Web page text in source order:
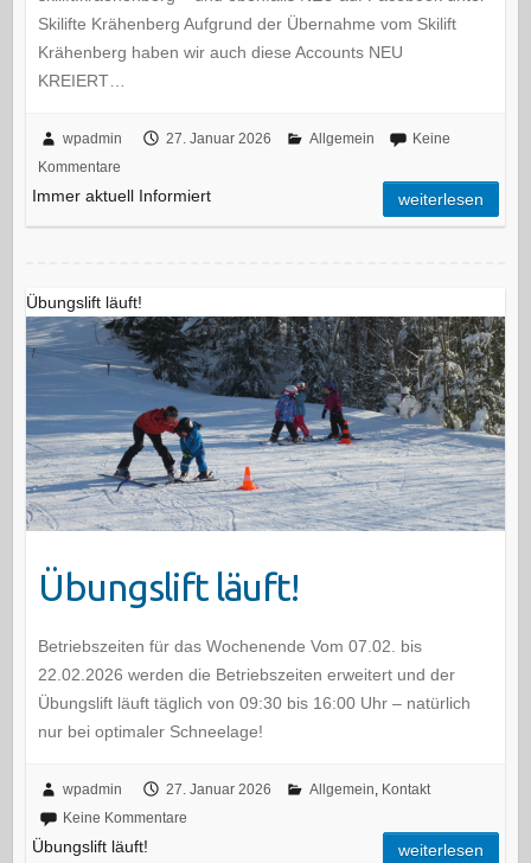
Skilifte Krähenberg Aufgrund der Übernahme vom Skilift
Krähenberg haben wir auch diese Accounts NEU
KREIERT…
wpadmin 27. Januar 2026 Allgemein
Keine
Kommentare
Immer aktuell Informiert weiterlesen
Übungslift läuft!
Übungslift läuft!
Betriebszeiten für das Wochenende Vom 07.02. bis
22.02.2026 werden die Betriebszeiten erweitert und der
Übungslift läuft täglich von 09:30 bis 16:00 Uhr – natürlich
nur bei optimaler Schneelage!
wpadmin 27. Januar 2026 Allgemein Kontakt
Keine Kommentare
Übungslift läuft! weiterlesen